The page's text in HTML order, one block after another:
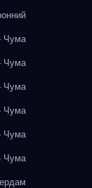
Чума
Чума
Чума
Чума
Чума
Чума